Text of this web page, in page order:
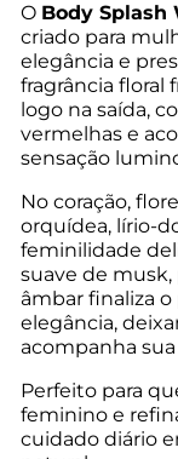
O Body Splash
criado para
elegância e
fragrância floral
logo na saída,
vermelhas e
sensação
No coração,
orquídea, lírio-
feminilidade
suave de musk,
âmbar finaliza
elegância,
acompanha
Perfeito para
feminino e
cuidado diário